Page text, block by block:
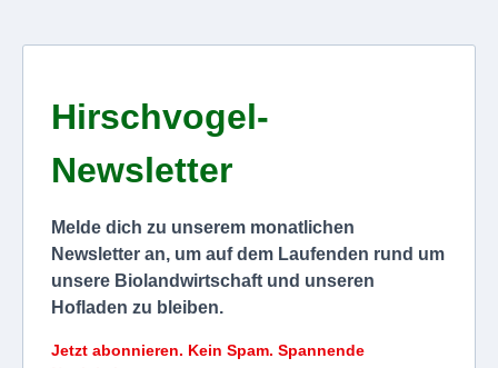
Hirschvogel-
Newsletter
Melde dich zu unserem monatlichen
Newsletter an, um auf dem Laufenden rund um
unsere Biolandwirtschaft und unseren
Hofladen zu bleiben.
Jetzt abonnieren. Kein Spam. Spannende